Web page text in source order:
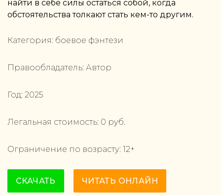
найти в себе силы остаться собой, когда
обстоятельства толкают стать кем-то другим.
Категория: боевое фэнтези
Правообладатель: Автор
Год: 2025
Легальная стоимость: 0 руб.
Ограничение по возрасту: 12+
СКАЧАТЬ ЧИТАТЬ ОНЛАЙН